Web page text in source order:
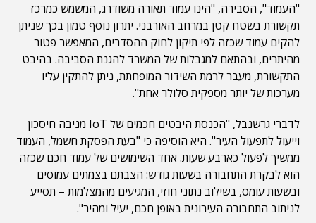
"העמוד", הסבירה, "הינו עמוד תאורה משודרג, המשמש כמרכז
תקשורת בשטח קטן במרחב האורבני. יתרון נוסף טמון בכך שניתן
להקים עמוד שכזה לפי תיקון לחוק ההסדרים, המאפשר פטור
מהיתרים, ובהתאם למגבלות של המשרד להגנת הסביבה. בהיבט
התקשורת, מעבר לרמת השידור המופחתת, ניתן להתקין עליו
מערכות של יותר מספקית סלולר אחת".
לדברי גרשנבל, "הכנסת היבטים חכמים של IoT מניבה חיסכון
וייעול לתפעול העיר". היא הוסיפה כי "בעת הפסקת חשמל, העמוד
ממשיך לפעול כארבע שעות. אחד השימושים של עמוד חכם שכזה
הוא לבקרת התחבורה בשעות גודש: הצבתם בצמתים עמוסים
ובשעות עומס, בשילוב נתוני חוזי, המגיעים מהמצלמות – תסייע
לניתוב התחבורה העירונית באופן חכם, יעיל ומהיר".